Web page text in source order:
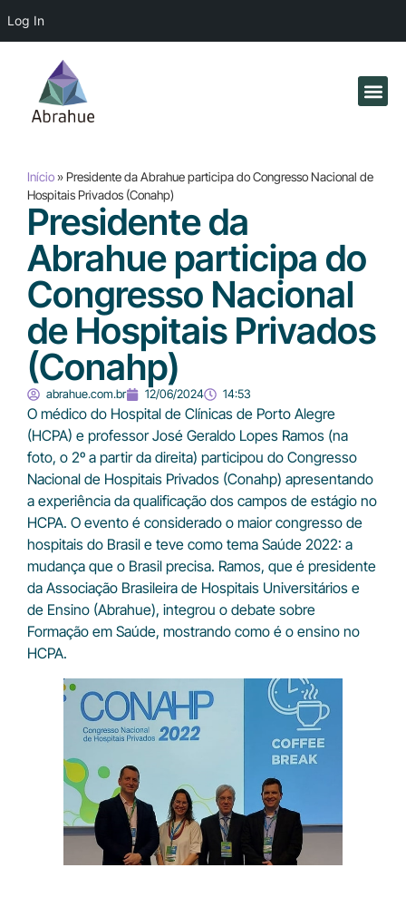
Log In
Início»Presidente da Abrahue participa do Congresso Nacional de
Hospitais Privados (Conahp)
Presidente da
Abrahue participa do
Congresso Nacional
de Hospitais Privados
(Conahp)
abrahue.com.br 12/06/2024 14:53
O médico do Hospital de Clínicas de Porto Alegre
(HCPA) e professor José Geraldo Lopes Ramos (na
foto, o 2º a partir da direita) participou do Congresso
Nacional de Hospitais Privados (Conahp) apresentando
a experiência da qualificação dos campos de estágio no
HCPA. O evento é considerado o maior congresso de
hospitais do Brasil e teve como tema Saúde 2022: a
mudança que o Brasil precisa. Ramos, que é presidente
da Associação Brasileira de Hospitais Universitários e
de Ensino (Abrahue), integrou o debate sobre
Formação em Saúde, mostrando como é o ensino no
HCPA.